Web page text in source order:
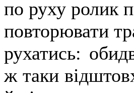
по руху ролик
повторювати
рухатись:
ж таки